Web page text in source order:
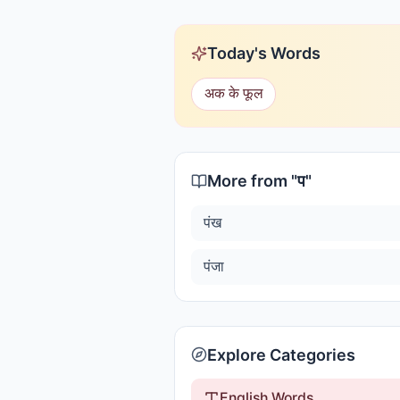
Today's Words
अक के फूल
More from "प"
पंख
पंजा
Explore Categories